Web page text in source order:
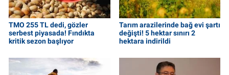
TMO 255 TL dedi, gözler
serbest piyasada! Fındıkta
kritik sezon başlıyor
Tarım arazilerinde bağ evi şartı
değişti! 5 hektar sınırı 2
hektara indirildi